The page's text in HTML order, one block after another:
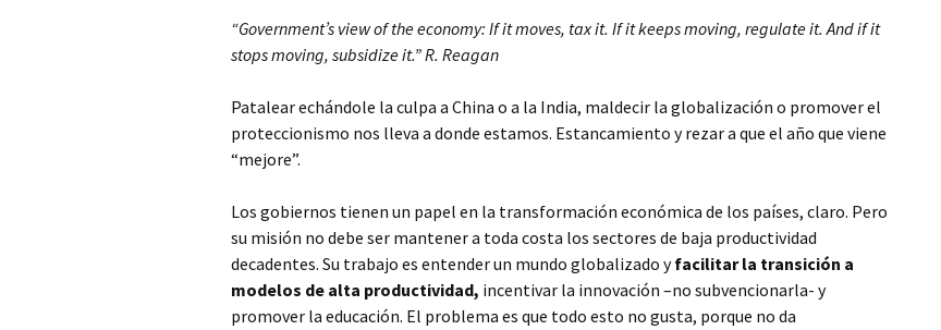
“Government’s view of the economy: If it moves, tax it. If it keeps moving, regulate it. And if it
stops moving, subsidize it.” R. Reagan
Patalear echándole la culpa a China o a la India, maldecir la globalización o promover el
proteccionismo nos lleva a donde estamos. Estancamiento y rezar a que el año que viene
“mejore”.
Los gobiernos tienen un papel en la transformación económica de los países, claro. Pero
su misión no debe ser mantener a toda costa los sectores de baja productividad
decadentes. Su trabajo es entender un mundo globalizado yfacilitar la transición a
modelos de alta productividad, incentivar la innovación –no subvencionarla- y
promover la educación. El problema es que todo esto no gusta, porque no da